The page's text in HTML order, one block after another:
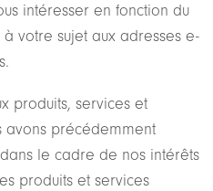
intéresser en fonction du
votre sujet aux adresses e-
produits, services et
avons précédemment
le cadre de nos intérêts
produits et services